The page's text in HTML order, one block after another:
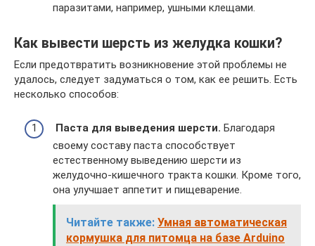
паразитами, например, ушными клещами.
Как вывести шерсть из желудка кошки?
Если предотвратить возникновение этой проблемы не
удалось, следует задуматься о том, как ее решить. Есть
несколько способов:
Паста для выведения шерсти. Благодаря
своему составу паста способствует
естественному выведению шерсти из
желудочно-кишечного тракта кошки. Кроме того,
она улучшает аппетит и пищеварение.
Читайте также: Умная автоматическая
кормушка для питомца на базе Arduino